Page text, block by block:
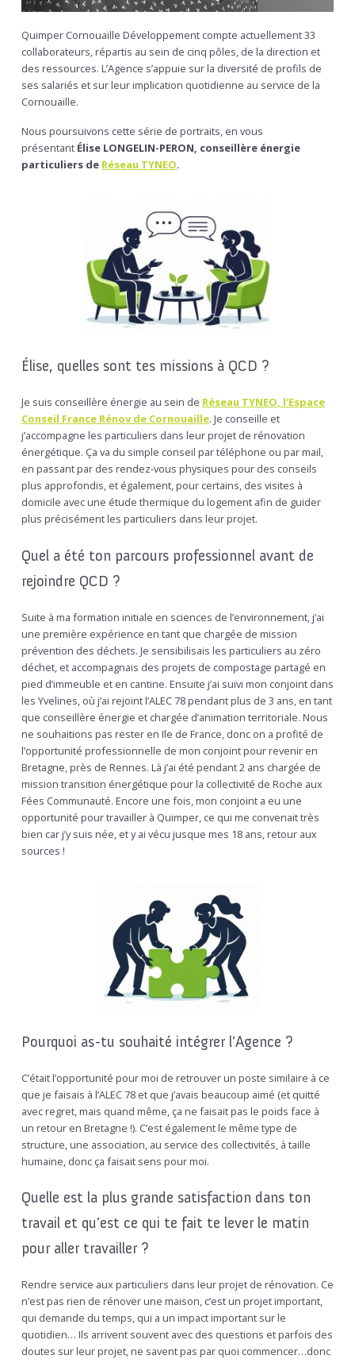
Quimper Cornouaille Développement compte actuellement 33
collaborateurs, répartis au sein de cinq pôles, de la direction et
des ressources. L’Agence s’appuie sur la diversité de profils de
ses salariés et sur leur implication quotidienne au service de la
Cornouaille.
Nous poursuivons cette série de portraits, en vous
présentant Élise LONGELIN-PERON, conseillère énergie
particuliers de Réseau TYNEO.
Élise, quelles sont tes missions à QCD ?
Je suis conseillère énergie au sein de Réseau TYNEO, l’Espace
Conseil France Rénov de Cornouaille. Je conseille et
j’accompagne les particuliers dans leur projet de rénovation
énergétique. Ça va du simple conseil par téléphone ou par mail,
en passant par des rendez-vous physiques pour des conseils
plus approfondis, et également, pour certains, des visites à
domicile avec une étude thermique du logement afin de guider
plus précisément les particuliers dans leur projet.
Quel a été ton parcours professionnel avant de
rejoindre QCD ?
Suite à ma formation initiale en sciences de l’environnement, j’ai
une première expérience en tant que chargée de mission
prévention des déchets. Je sensibilisais les particuliers au zéro
déchet, et accompagnais des projets de compostage partagé en
pied d’immeuble et en cantine. Ensuite j’ai suivi mon conjoint dans
les Yvelines, où j’ai rejoint l’ALEC 78 pendant plus de 3 ans, en tant
que conseillère énergie et chargée d’animation territoriale. Nous
ne souhaitions pas rester en Ile de France, donc on a profité de
l’opportunité professionnelle de mon conjoint pour revenir en
Bretagne, près de Rennes. Là j’ai été pendant 2 ans chargée de
mission transition énergétique pour la collectivité de Roche aux
Fées Communauté. Encore une fois, mon conjoint a eu une
opportunité pour travailler à Quimper, ce qui me convenait très
bien car j’y suis née, et y ai vécu jusque mes 18 ans, retour aux
sources !
Pourquoi as-tu souhaité intégrer l’Agence ?
C’était l’opportunité pour moi de retrouver un poste similaire à ce
que je faisais à l’ALEC 78 et que j’avais beaucoup aimé (et quitté
avec regret, mais quand même, ça ne faisait pas le poids face à
un retour en Bretagne !). C’est également le même type de
structure, une association, au service des collectivités, à taille
humaine, donc ça faisait sens pour moi.
Quelle est la plus grande satisfaction dans ton
travail et qu’est ce qui te fait te lever le matin
pour aller travailler ?
Rendre service aux particuliers dans leur projet de rénovation. Ce
n’est pas rien de rénover une maison, c’est un projet important,
qui demande du temps, qui a un impact important sur le
quotidien… Ils arrivent souvent avec des questions et parfois des
doutes sur leur projet, ne savent pas par quoi commencer…donc